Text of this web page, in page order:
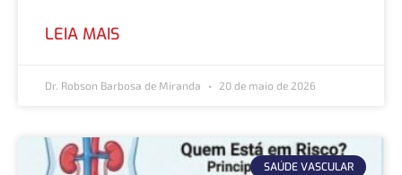
LEIA MAIS
Dr. Robson Barbosa de Miranda 20 de maio de 2026
SAÚDE VASCULAR